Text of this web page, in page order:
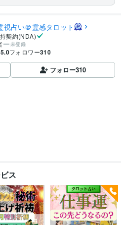
占い＠霊感タロット
契約(NDA)
未登録
5.0フォロワー310
フォロー310
ス